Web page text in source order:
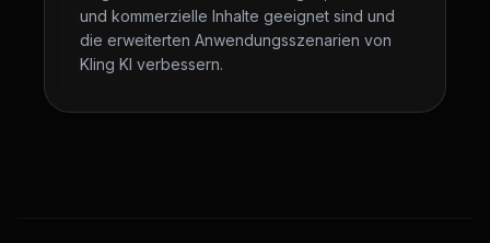
und kommerzielle Inhalte geeignet sind und
die erweiterten Anwendungsszenarien von
Kling KI verbessern.